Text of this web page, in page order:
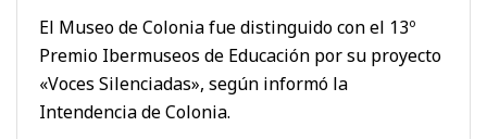
El Museo de Colonia fue distinguido con el 13º
Premio Ibermuseos de Educación por su proyecto
«Voces Silenciadas», según informó la
Intendencia de Colonia.